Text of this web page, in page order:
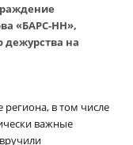
«БАРС-НН»,
дежурства на
в том числе
важные